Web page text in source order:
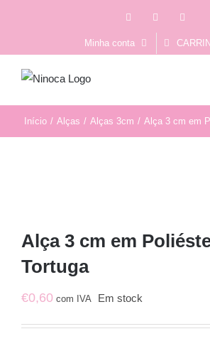
FacebookInstagram
Minha conta
Início / Alças / Alças 3cm / Alça 3 cm em
Alça 3 cm em
Tortuga
€0,60 com IVA Em stock